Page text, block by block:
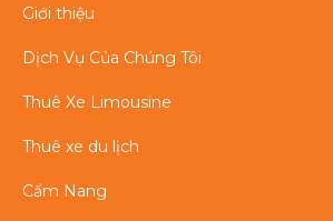
Giới thiệu
Dịch Vụ Của Chúng Tôi
Thuê Xe Limousine
Thuê xe du lịch
Cẩm Nang